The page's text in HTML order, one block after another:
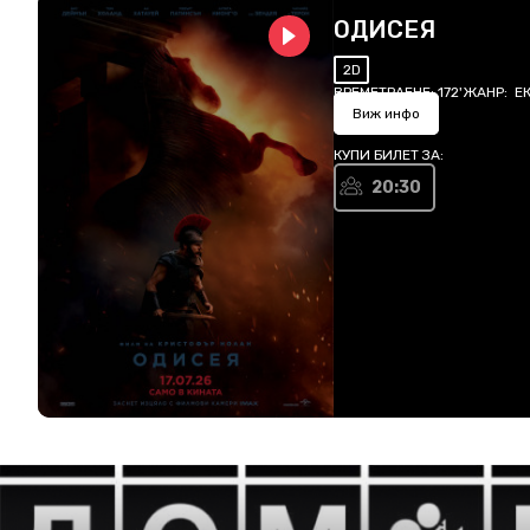
ОДИСЕЯ
2D
ВРЕМЕТРАЕНЕ: 172'ЖАНР:
Виж инфо
КУПИ БИЛЕТ ЗА:
20:30